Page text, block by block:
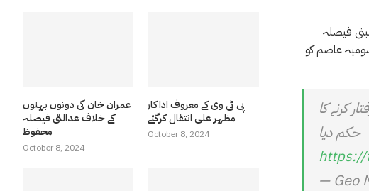
فیصلہ
عاصم کو
کرنے کا
حکم دیا
— Geo
عمران خان کی دونوں بہنوں
کے خلاف عدالتی فیصلہ
محفوظ
October 8, 2024
پی ٹی وی کے معروف اداکار
مظہر علی انتقال کرگئے
October 8, 2024